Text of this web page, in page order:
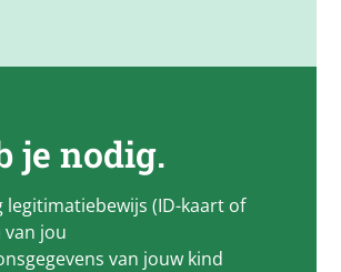
je nodig.
legitimatiebewijs (ID-kaart of
jou
van jouw kind